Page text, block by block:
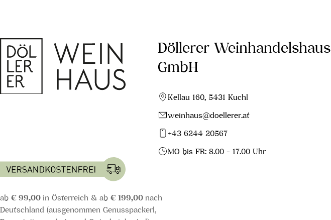
Döllerer Weinhandelshaus
GmbH
Kellau 160, 5431 Kuchl
weinhaus@doellerer.at
+43 6244 20567
MO bis FR: 8.00 - 17.00 Uhr
ab € 99,00 in Österreich & ab € 199,00 nach
Deutschland (ausgenommen Genusspackerl,